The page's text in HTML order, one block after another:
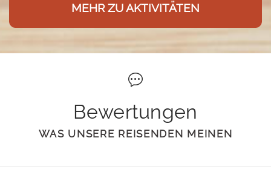
MEHR ZU AKTIVITÄTEN
Bewertungen
WAS UNSERE REISENDEN MEINEN